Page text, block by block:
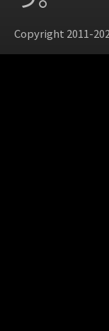
Copyright 2011-